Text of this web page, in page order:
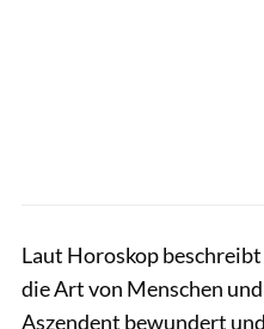
Laut Horoskop
die Art von Menschen
Aszendent bewundert